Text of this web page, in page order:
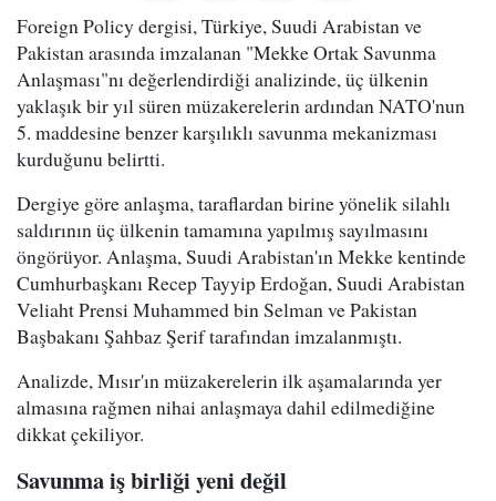
Foreign Policy dergisi, Türkiye, Suudi Arabistan ve
Pakistan arasında imzalanan "Mekke Ortak Savunma
Anlaşması"nı değerlendirdiği analizinde, üç ülkenin
yaklaşık bir yıl süren müzakerelerin ardından NATO'nun
5. maddesine benzer karşılıklı savunma mekanizması
kurduğunu belirtti.
Dergiye göre anlaşma, taraflardan birine yönelik silahlı
saldırının üç ülkenin tamamına yapılmış sayılmasını
öngörüyor. Anlaşma, Suudi Arabistan'ın Mekke kentinde
Cumhurbaşkanı Recep Tayyip Erdoğan, Suudi Arabistan
Veliaht Prensi Muhammed bin Selman ve Pakistan
Başbakanı Şahbaz Şerif tarafından imzalanmıştı.
Analizde, Mısır'ın müzakerelerin ilk aşamalarında yer
almasına rağmen nihai anlaşmaya dahil edilmediğine
dikkat çekiliyor.
Savunma iş birliği yeni değil